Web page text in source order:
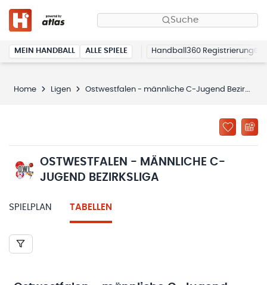
Suche
MEIN HANDBALL ALLE SPIELE Handball360 Registrierung
Home Ligen Ostwestfalen - männliche C-Jugend Bezirksliga
OSTWESTFALEN - MÄNNLICHE C-
JUGEND BEZIRKSLIGA
SPIELPLAN TABELLEN